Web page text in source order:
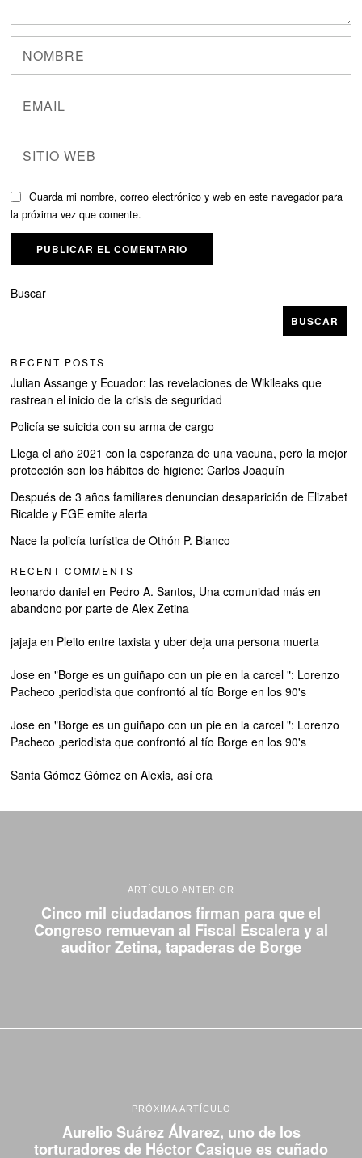
Guarda mi nombre, correo electrónico y web en este navegador para
la próxima vez que comente.
Buscar
BUSCAR
RECENT POSTS
Julian Assange y Ecuador: las revelaciones de Wikileaks que
rastrean el inicio de la crisis de seguridad
Policía se suicida con su arma de cargo
Llega el año 2021 con la esperanza de una vacuna, pero la mejor
protección son los hábitos de higiene: Carlos Joaquín
Después de 3 años familiares denuncian desaparición de Elizabet
Ricalde y FGE emite alerta
Nace la policía turística de Othón P. Blanco
RECENT COMMENTS
leonardo daniel en Pedro A. Santos, Una comunidad más en
abandono por parte de Alex Zetina
jajaja en Pleito entre taxista y uber deja una persona muerta
Jose en"Borge es un guiñapo con un pie en la carcel ": Lorenzo
Pacheco ,periodista que confrontó al tío Borge en los 90's
Jose en"Borge es un guiñapo con un pie en la carcel ": Lorenzo
Pacheco ,periodista que confrontó al tío Borge en los 90's
Santa Gómez Gómez enAlexis, así era
ARTÍCULO ANTERIOR
Cinco mil ciudadanos firman para que el
Congreso remuevan al Fiscal Escalera y al
auditor Zetina, tapaderas de Borge
PRÓXIMA ARTÍCULO
Aurelio Suárez Álvarez, uno de los
torturadores de Héctor Casique es cuñado